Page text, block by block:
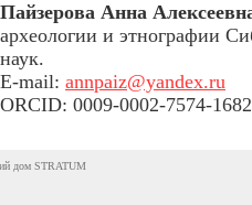
Пайзерова Анна
археологии и этнографии
наук.
E-mail: annpaiz@yandex.ru
ORCID: 0009-0002-7574-1682
дом STRATUM